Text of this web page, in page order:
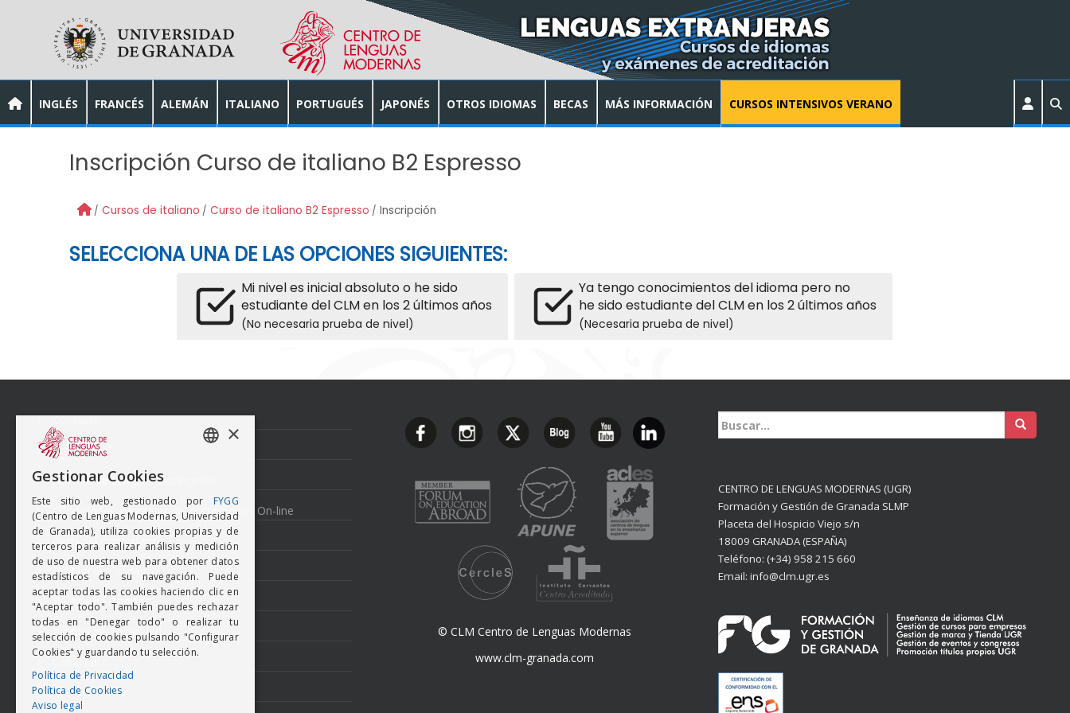
INGLÉS FRANCÉS ALEMÁN ITALIANO PORTUGUÉS JAPONÉS OTROS IDIOMAS BECAS MÁS INFORMACIÓN CURSOS INTENSIVOS VERANO
Inscripción Curso de italiano B2 Espresso
Cursos de italiano Curso de italiano B2 Espresso Inscripción
SELECCIONA UNA DE LAS OPCIONES SIGUIENTES:
Mi nivel es inicial absoluto o he sido
estudiante del CLM en los 2 últimos años
(No necesaria prueba de nivel)
Ya tengo conocimientos del idioma pero no
he sido estudiante del CLM en los 2 últimos años
(Necesaria prueba de nivel)
de
Contacto
Aviso Legal
Normativa Lenguas Extranjeras
Condiciones generales de inscripciones On-line
Perfil del Contratante
Política de Calidad
Política de Cookies
Politica de Privacidad
Canal Ético
Transparencia
© CLM Centro de Lenguas Modernas
www.clm-granada.com
Buscar:
CENTRO DE LENGUAS MODERNAS (UGR)
Formación y Gestión de Granada SLMP
Placeta del Hospicio Viejo s/n
18009 GRANADA (ESPAÑA)
Teléfono: (+34) 958 215 660
Email: info@clm.ugr.es
×
Gestionar Cookies
Este sitio web, gestionado por FYGG
(Centro de Lenguas Modernas, Universidad
de Granada), utiliza cookies propias y de
terceros para realizar análisis y medición
de uso de nuestra web para obtener datos
estadísticos de su navegación. Puede
aceptar todas las cookies haciendo clic en
"Aceptar todo". También puedes rechazar
todas en "Denegar todo" o realizar tu
selección de cookies pulsando "Configurar
Cookies" y guardando tu selección.
Política de Privacidad
Política de Cookies
Aviso legal